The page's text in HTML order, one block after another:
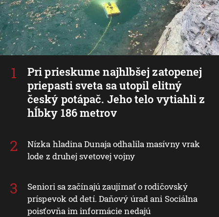
Pri prieskume najhlbšej zatopenej
priepasti sveta sa utopil elitný
český potápač. Jeho telo vytiahli z
hĺbky 186 metrov
Nízka hladina Dunaja odhalila masívny vrak
lode z druhej svetovej vojny
Seniori sa začínajú zaujímať o rodičovský
príspevok od detí. Daňový úrad ani Sociálna
poisťovňa im informácie nedajú